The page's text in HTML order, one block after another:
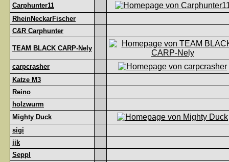
Carphunter11
RheinNeckarFischer
C&R Carphunter
TEAM BLACK CARP-Nely
carpcrasher
Katze M3
Reino
holzwurm
Mighty Duck
sigi
jjk
Seppl